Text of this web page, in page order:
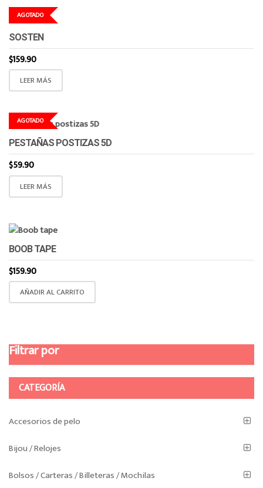
AGOTADO
SOSTEN
$159.90
LEER MÁS
AGOTADO
PESTAÑAS POSTIZAS 5D
$59.90
LEER MÁS
BOOB TAPE
$159.90
AÑADIR AL CARRITO
Filtrar por
CATEGORÍA
Accesorios de pelo
Bijou / Relojes
Bolsos / Carteras / Billeteras / Mochilas